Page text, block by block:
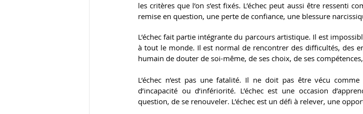
les critères que l’on s’est fixés. L’échec peut aussi être ressenti
remise en question, une perte de confiance, une blessure
L’échec fait partie intégrante du parcours artistique. Il est
à tout le monde. Il est normal de rencontrer des difficultés, des
humain de douter de soi-même, de ses choix, de ses
L’échec n’est pas une fatalité. Il ne doit pas être vécu
d’incapacité ou d’infériorité. L’échec est une occasion
question, de se renouveler. L’échec est un défi à relever, une